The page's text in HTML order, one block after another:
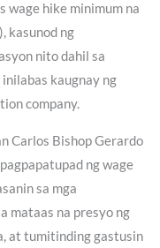
wage hike minimum na
kasunod ng
nito dahil sa
kaugnay ng
company.
Carlos Bishop Gerardo
ng wage
sa mga
mataas na presyo ng
at tumitinding gastusin